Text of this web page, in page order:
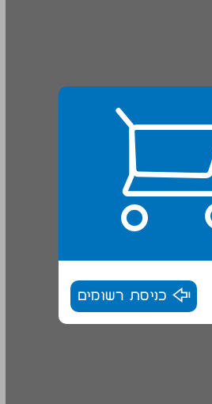
כניסת רשומים